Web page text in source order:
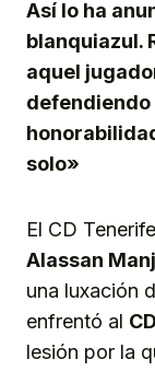
Así lo ha
blanquiazul.
aquel
defendiendo
solo»
El CD
Alassan
una luxación
enfrentó al
lesión por la